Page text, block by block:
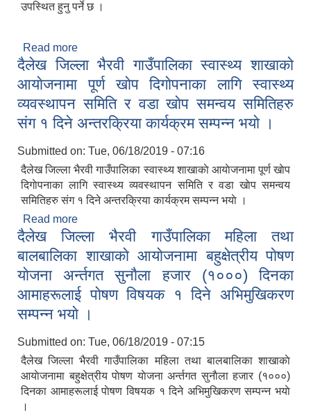
उपस्थित हुनु पर्ने छ ।
Read more
स्थानीय तहका भलिबल टिमलाई हार्दिक निमन्त्रणा ।
दैलेख जिल्ला भैरवी गाउँपालिका स्वास्थ्य शाखाकाे
आयाेजनामा पूर्ण खाेप दिगाेपनाका लागि स्वास्थ्य
व्यवस्थापन समिति र वडा खाेप समन्वय समितिहरु
स‌ंग १ दिने अन्तरक्रिया कार्यक्रम सम्पन्न भयाे ।
Submitted on: Tue, 06/18/2019 - 07:16
दैलेख जिल्ला भैरवी गाउँपालिका स्वास्थ्य शाखाकाे आयाेजनामा पूर्ण खाेप
दिगाेपनाका लागि स्वास्थ्य व्यवस्थापन समिति र वडा खाेप समन्वय
समितिहरु स‌ंग १ दिने अन्तरक्रिया कार्यक्रम सम्पन्न भयाे ।
Read more
आयाेजनामा पूर्ण खाेप दिगाेपनाका लागि स्वास्थ्य व्यवस्थापन
समिति र वडा खाेप समन्वय समितिहरु स‌ंग १ दिने
अन्तरक्रिया कार्यक्रम सम्पन्न भयाे ।
दैलेख जिल्ला भैरवी गाउँपालिका महिला तथा
बालबालिका शाखाकाे आयाेजनामा बहुक्षेत्रीय पाेषण
याेजना अर्न्तगत सुनाैला हजार (१०००) दिनका
आमाहरूलाई पाेषण विषयक १ दिने अभिमुखिकरण
सम्पन्न भयाे ।
Submitted on: Tue, 06/18/2019 - 07:15
दैलेख जिल्ला भैरवी गाउँपालिका महिला तथा बालबालिका शाखाकाे
आयाेजनामा बहुक्षेत्रीय पाेषण याेजना अर्न्तगत सुनाैला हजार (१०००)
दिनका आमाहरूलाई पाेषण विषयक १ दिने अभिमुखिकरण सम्पन्न भयाे
।